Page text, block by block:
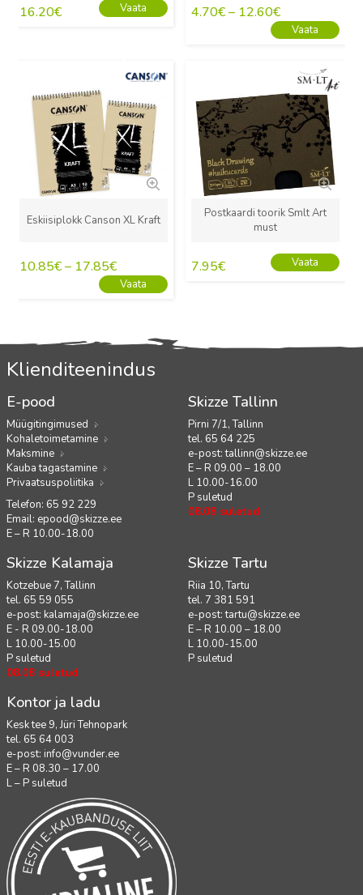
16.20€ Vaata 4.70€– 12.60€
Vaata
Eskiisiplokk Canson XL Kraft
10.85€– 17.85€
Vaata
Postkaardi toorik Smlt Art
must
7.95€ Vaata
Klienditeenindus
E-pood
Müügitingimused
Kohaletoimetamine
Maksmine
Kauba tagastamine
Privaatsuspoliitika
Telefon: 65 92 229
Email: epood@skizze.ee
E – R 10.00-18.00
Skizze Tallinn
Pirni 7/1, Tallinn
tel. 65 64 225
e-post:tallinn@skizze.ee
E – R 09.00 – 18.00
L 10.00-16.00
P suletud
08.08 suletud
Skizze Kalamaja
Kotzebue 7, Tallinn
tel. 65 59 055
e-post: kalamaja@skizze.ee
E - R 09.00-18.00
L 10.00-15.00
P suletud
08.08 suletud
Skizze Tartu
Riia 10, Tartu
tel. 7 381 591
e-post:tartu@skizze.ee
E – R 10.00 – 18.00
L 10.00-15.00
P suletud
Kontor ja ladu
Kesk tee 9, Jüri Tehnopark
tel. 65 64 003
e-post: info@vunder.ee
E – R 08.30 – 17.00
L – P suletud